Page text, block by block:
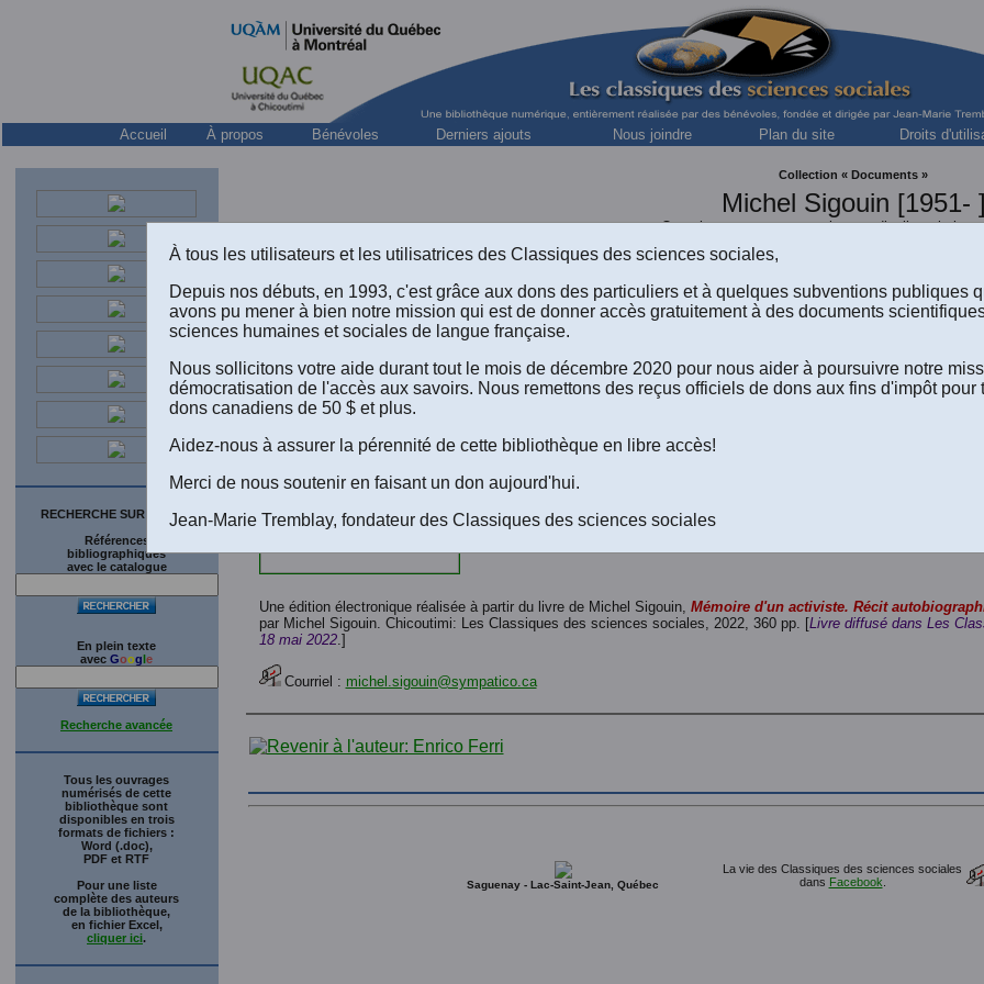
Accueil À propos Bénévoles Derniers ajouts Nous joindre Plan du site Droits
RECHERCHE SUR LE SITE
Références
bibliographiques
avec le catalogue
En plein texte
avec Google
Recherche avancée
Tous les ouvrages
numérisés de cette
bibliothèque sont
disponibles en trois
formats de fichiers :
Word (.doc),
PDF et RTF
Pour une liste
complète des auteurs
de la bibliothèque,
en fichier Excel,
cliquer ici.
Collection « Documents »
Michel Sigouin [1951- ]
Organisateur communautaire, syndicaliste, juriste
Mémoire d'un activiste.
Récit autobiographique.
Revisitez l'histoire contemporaine du
Table des matières Quatrième de couverture
Le texte du livre au format Word 2008 (.doc) à télécharger
Le texte du livre au format PDF-texte (Acrobat Reader) à télécharger
Une édition électronique réalisée à partir du livre de Michel Sigouin, Mémoire d'un activiste. Récit
par Michel Sigouin. Chicoutimi: Les Classiques des sciences sociales, 2022, 360 pp. [Livre diffusé dans Les
18 mai 2022.]
Courriel : michel.sigouin@sympatico.ca
Saguenay - Lac-Saint-Jean, Québec
La vie des Classiques des sciences sociales
dans Facebook
À tous les utilisateurs et les utilisatrices des Classiques des sciences sociales,
Depuis nos débuts, en 1993, c'est grâce aux dons des particuliers et à quelques subventions publiques
avons pu mener à bien notre mission qui est de donner accès gratuitement à des documents
sciences humaines et sociales de langue française.
Nous sollicitons votre aide durant tout le mois de décembre 2020 pour nous aider à poursuivre notre
démocratisation de l'accès aux savoirs. Nous remettons des reçus officiels de dons aux fins d'impôt pour
dons canadiens de 50 $ et plus.
Aidez-nous à assurer la pérennité de cette bibliothèque en libre accès!
Merci de nous soutenir en faisant un don aujourd'hui.
Jean-Marie Tremblay, fondateur des Classiques des sciences sociales